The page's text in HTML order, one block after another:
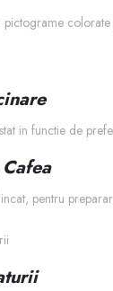
colorate
in functie de
pentru